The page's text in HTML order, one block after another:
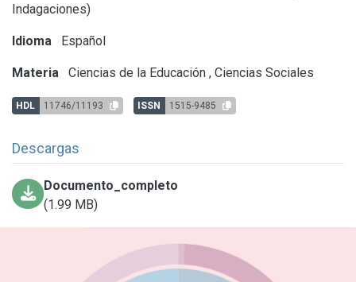
Indagaciones)
Idioma Español
Materia Ciencias de la Educación , Ciencias Sociales
HDL 11746/11193 ISSN 1515-9485
Descargas
Documento_completo
(1.99 MB)